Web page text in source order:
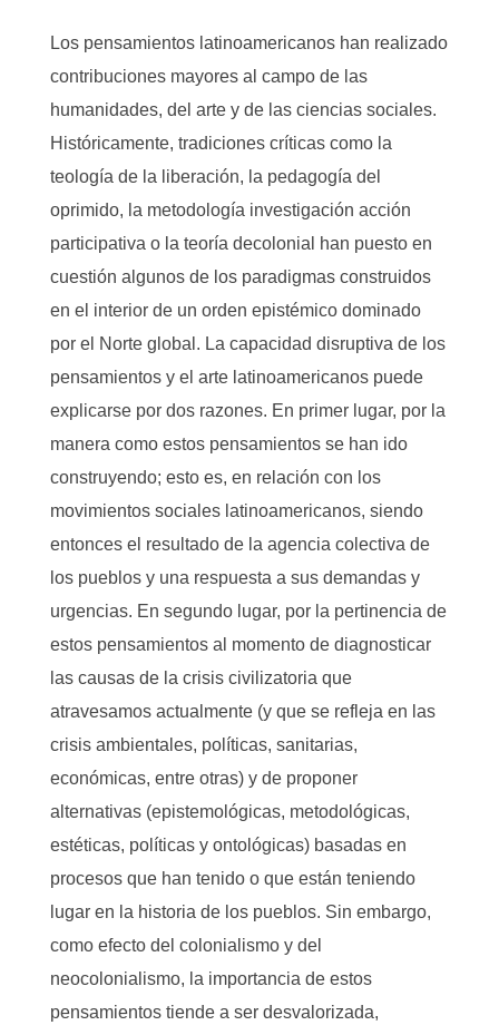
Los pensamientos latinoamericanos han realizado
contribuciones mayores al campo de las
humanidades, del arte y de las ciencias sociales.
Históricamente, tradiciones críticas como la
teología de la liberación, la pedagogía del
oprimido, la metodología investigación acción
participativa o la teoría decolonial han puesto en
cuestión algunos de los paradigmas construidos
en el interior de un orden epistémico dominado
por el Norte global. La capacidad disruptiva de los
pensamientos y el arte latinoamericanos puede
explicarse por dos razones. En primer lugar, por la
manera como estos pensamientos se han ido
construyendo; esto es, en relación con los
movimientos sociales latinoamericanos, siendo
entonces el resultado de la agencia colectiva de
los pueblos y una respuesta a sus demandas y
urgencias. En segundo lugar, por la pertinencia de
estos pensamientos al momento de diagnosticar
las causas de la crisis civilizatoria que
atravesamos actualmente (y que se refleja en las
crisis ambientales, políticas, sanitarias,
económicas, entre otras) y de proponer
alternativas (epistemológicas, metodológicas,
estéticas, políticas y ontológicas) basadas en
procesos que han tenido o que están teniendo
lugar en la historia de los pueblos. Sin embargo,
como efecto del colonialismo y del
neocolonialismo, la importancia de estos
pensamientos tiende a ser desvalorizada,